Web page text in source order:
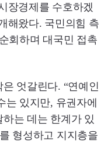
장경제를 수호하겠
해왔다. 국민의힘 측
회하며 대국민 접촉
엇갈린다. “연예인
는 있지만, 유권자에
는 데는 한계가 있
형성하고 지지층을